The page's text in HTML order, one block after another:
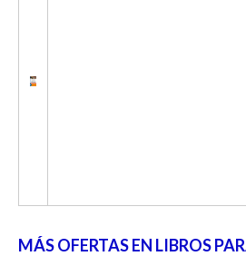
MÁS OFERTAS EN LIBROS